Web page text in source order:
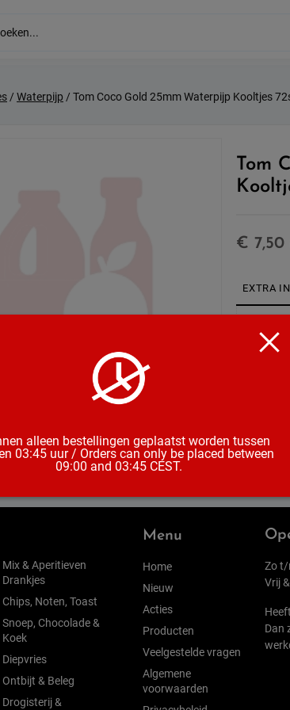
/ Waterpijp / Tom Coco Gold 25mm Waterpijp Kooltjes
Tom
€ 7,50
EXTRA
Mix & Aperitieven
Drankjes
Chips, Noten, Toast
Snoep, Chocolade &
Koek
Diepvries
Ontbijt & Beleg
Drogisterij &
Menu
Home
Nieuw
Acties
Producten
Veelgestelde vragen
Algemene
voorwaarden
Zo t/
Vrij
Dan
alleen bestellingen geplaatst worden tussen
03:45 uur / Orders can only be placed between
09:00 and 03:45 CEST.